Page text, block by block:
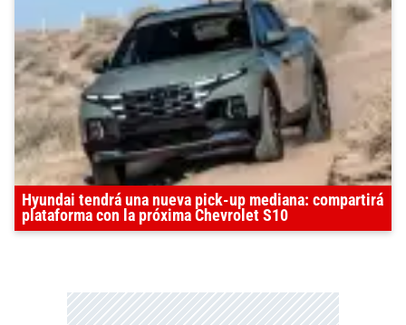
Hyundai tendrá una nueva pick-up mediana: compartirá
plataforma con la próxima Chevrolet S10